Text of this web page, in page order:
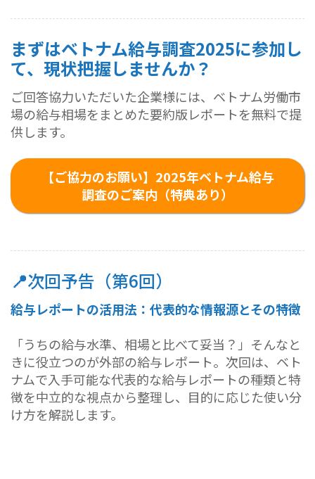
まずはベトナム給与調査2025に参加し
て、現状把握しませんか？
ご回答協力いただいた企業様には、ベトナム労働市
場の給与相場をまとめた要約版レポートを無料で提
供します。
【ご協力のお願い】2025年ベトナム給与
調査のご案内（特典あり）
📍次回予告（第6回）
給与レポートの活用法：代表的な情報源とその特徴
「うちの給与水準、相場と比べて妥当？」そんなと
きに役立つのが外部の給与レポート。次回は、ベト
ナムで入手可能な代表的な給与レポートの種類と特
徴を中立的な視点から整理し、目的に応じた使い分
け方を解説します。